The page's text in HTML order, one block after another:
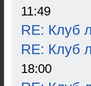
11:49
RE: Клуб
RE: Клуб
18:00